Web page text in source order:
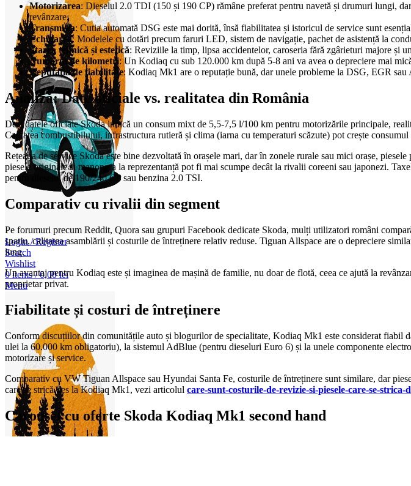
Login / Register
Search
Wishlist
0items / 0,00lei
Menu
Motorizarea: Dieselul 2.0 TDI (150 și 190 CP) rămâne preferat pentru navetă și drumuri lungi,
revânzare.
Transmisia: Cutia automată DSG este mai dorită, însă fiabilitatea și istoricul de service sunt
Echiparea: Modelele cu dotări precum faruri LED, sistem de navigație, pachet de asistență la
Starea tehnică și estetică: Reviziile la timp, lipsa accidentelor, caroseria fără zgârieturi majore și
Numărul de kilometri: Un Kodiaq cu sub 120.000 km după 5-8 ani va avea o depreciere mai
Reputația de fiabilitate: Kodiaq Mk1 are o reputație bună, dar unele probleme la DSG, EGR sau
Analiză: Date oficiale vs. realitatea din România
Deși datele oficiale Skoda indică un consum mixt de 5,5-7,5 l/100 km pentru motorizările principale,
Calitatea combustibilului, infrastructura rutieră și clima (iarna cu temperaturi scăzute) pot crește
Rețeaua de service Skoda este bine dezvoltată în orașele mari, dar în zonele rurale sau mici orașe,
piesele originale și manopera la reprezentanță pot fi mai scumpe decât la rivalii coreeni sau japonezi.
pentru dieselul de 190/240 CP sau benzina 2.0 TSI.
Comparativ cu rivalii din segment
Pe forumuri precum Reddit, Quora sau grupuri Facebook dedicate Skoda, mulți utilizatori români
spațiu, calitatea asamblării și costurile de întreținere relativ reduse. Tiguan Allspace are o depreciere
lung.
Un avantaj pentru Kodiaq este și imaginea de mașină de familie, nu doar de flotă, ceea ce ajută la
proprietar privat.
Fiabilitate și costuri de întreținere
Conform discuțiilor din comunitățile auto și blogurilor de specialitate, Kodiaq Mk1 este considerat fiabil
ulei la 60.000 km obligatoriu), la sistemul AdBlue (pentru dieseluri Euro 6) și la unele componente
motorizare și service.
Comparativ cu VW Tiguan Allspace sau Hyundai Santa Fe, costurile de întreținere sunt similare, dar
care se strică des la Kodiaq Mk1, vezi articolul care-sunt-costurile-de-revizie-si-piesele-care-se-strica-
Carousel cu oferte Skoda Kodiaq Mk1 second hand